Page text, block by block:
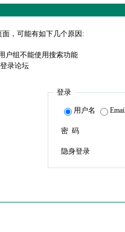
，可能有如下几个原因:
户组不能使用搜索功能
录论坛
登录
用户名
密 码
隐身登录